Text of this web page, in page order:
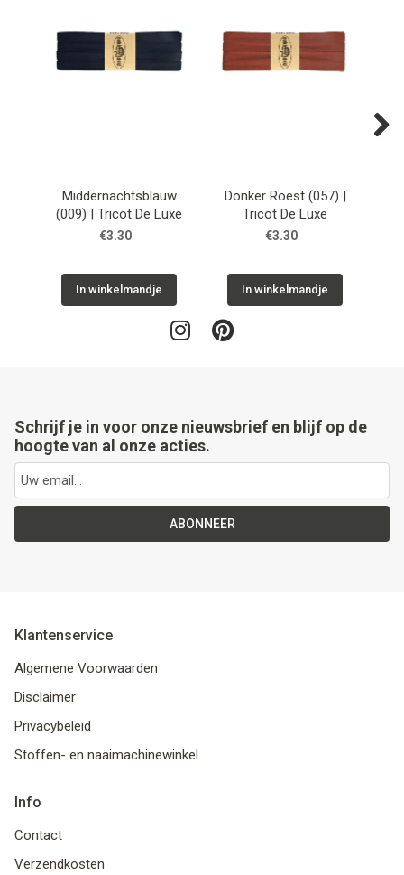
Middernachtsblauw
(009) | Tricot De Luxe
€3.30
In winkelmandje
Donker Roest (057) |
Tricot De Luxe
€3.30
In winkelmandje
Schrijf je in voor onze nieuwsbrief en blijf op de
hoogte van al onze acties.
ABONNEER
Klantenservice
Algemene Voorwaarden
Disclaimer
Privacybeleid
Stoffen- en naaimachinewinkel
Info
Contact
Verzendkosten